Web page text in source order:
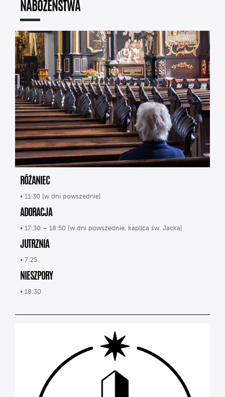
NABOŻEŃSTWA
RÓŻANIEC
• 11:30 [w dni powszednie]
ADORACJA
• 17:30 – 18:50 [w dni powszednie, kaplica św. Jacka]
JUTRZNIA
• 7:25
NIESZPORY
• 18:30